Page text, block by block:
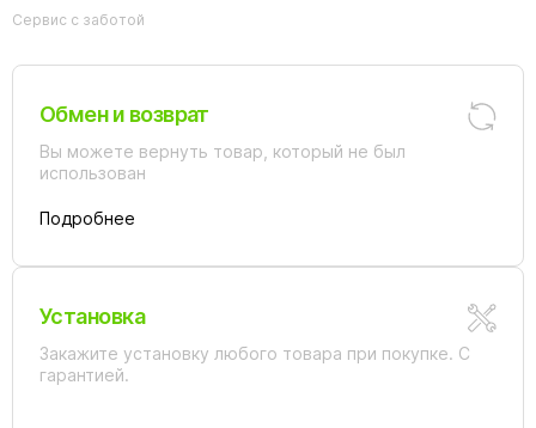
Сервис с заботой
Обмен и возврат
Вы можете вернуть товар, который не был
использован
Подробнее
Установка
Закажите установку любого товара при покупке. С
гарантией.